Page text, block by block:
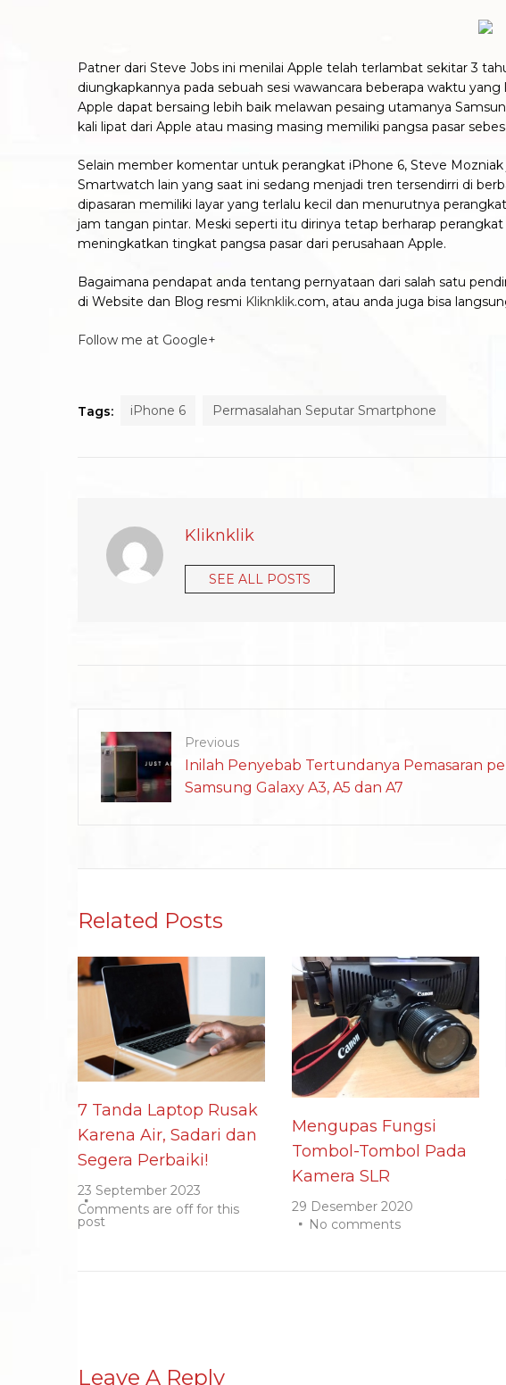
Patner dari Steve Jobs ini menilai Apple telah terlambat sekitar 3
diungkapkannya pada sebuah sesi wawancara beberapa waktu
Apple dapat bersaing lebih baik melawan pesaing utamanya
kali lipat dari Apple atau masing masing memiliki pangsa pasar
Selain member komentar untuk perangkat iPhone 6, Steve
Smartwatch lain yang saat ini sedang menjadi tren tersendirri di
dipasaran memiliki layar yang terlalu kecil dan menurutnya
jam tangan pintar. Meski seperti itu dirinya tetap berharap
meningkatkan tingkat pangsa pasar dari perusahaan Apple.
Bagaimana pendapat anda tentang pernyataan dari salah satu
di Website dan Blog resmi Kliknklik.com, atau anda juga bisa
Follow me at Google+
Tags: iPhone 6 Permasalahan Seputar Smartphone
Kliknklik
SEE ALL POSTS
Previous
Inilah Penyebab Tertundanya Pemasaran
Samsung Galaxy A3, A5 dan A7
Related Posts
7 Tanda Laptop Rusak
Karena Air, Sadari dan
Segera Perbaiki!
23 September 2023
Comments are off for this
post
Mengupas Fungsi
Tombol-Tombol Pada
Kamera SLR
29 Desember 2020
No comments
Leave A Reply